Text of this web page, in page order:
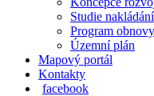
Studie
Program
Územní plán
Mapový portál
Kontakty
facebook